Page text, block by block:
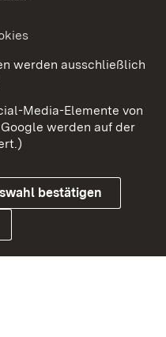
werden ausschließlich
Media-Elemente von
werden auf der
bestätigen